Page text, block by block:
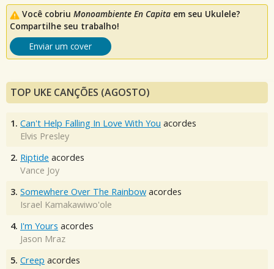
Você cobriu Monoambiente En Capita em seu Ukulele?
Compartilhe seu trabalho!
Enviar um cover
TOP UKE CANÇÕES (AGOSTO)
1. Can't Help Falling In Love With You acordes
Elvis Presley
2. Riptide acordes
Vance Joy
3. Somewhere Over The Rainbow acordes
Israel Kamakawiwo'ole
4. I'm Yours acordes
Jason Mraz
5. Creep acordes